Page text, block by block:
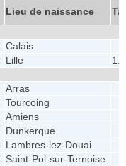
Lieu de naissance
Calais
Lille
Arras
Tourcoing
Amiens
Dunkerque
Lambres-lez-Douai
Saint-Pol-sur-Ternoise